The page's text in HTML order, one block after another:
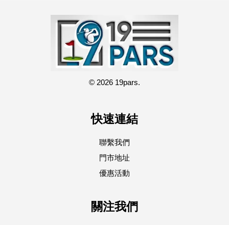
© 2026 19pars.
快速連結
聯繫我們
門市地址
優惠活動
關注我們